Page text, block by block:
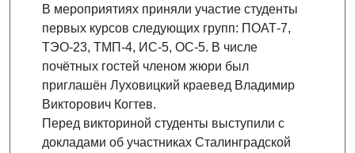
В мероприятиях приняли участие студенты
первых курсов следующих групп: ПОАТ-7,
ТЭО-23, ТМП-4, ИС-5, ОС-5. В числе
почётных гостей членом жюри был
приглашён Луховицкий краевед Владимир
Викторович Когтев.
Перед викториной студенты выступили с
докладами об участниках Сталинградской